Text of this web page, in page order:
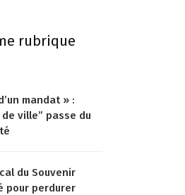
rubrique
mandat » :
ville” passe du
du Souvenir
pour perdurer